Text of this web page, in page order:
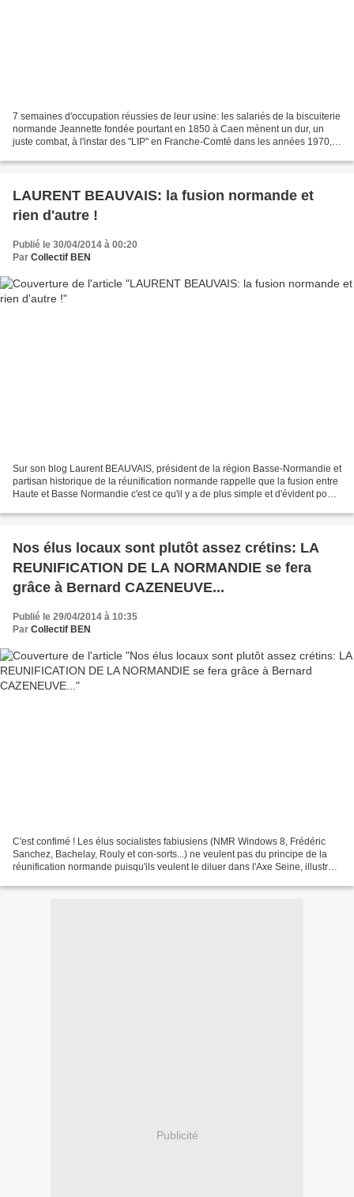
7 semaines d'occupation réussies de leur usine: les salariés de la biscuiterie
normande Jeannette fondée pourtant en 1850 à Caen mènent un dur, un
juste combat, à l'instar des "LIP" en Franche-Comté dans les années 1970,
LAURENT BEAUVAIS: la fusion normande et
rien d'autre !
Publié le 30/04/2014 à 00:20
Par Collectif BEN
Sur son blog Laurent BEAUVAIS, président de la région Basse-Normandie et
partisan historique de la réunification normande rappelle que la fusion entre
Haute et Basse Normandie c'est ce qu'il y a de plus simple et d'évident pour
Nos élus locaux sont plutôt assez crétins: LA
REUNIFICATION DE LA NORMANDIE se fera
grâce à Bernard CAZENEUVE...
Publié le 29/04/2014 à 10:35
Par Collectif BEN
C'est confimé ! Les élus socialistes fabiusiens (NMR Windows 8, Frédéric
Sanchez, Bachelay, Rouly et con-sorts...) ne veulent pas du principe de la
réunification normande puisqu'ils veulent le diluer dans l'Axe Seine, illustrant
Publicité